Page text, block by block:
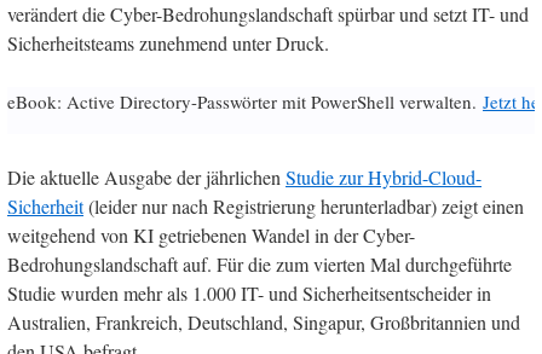
verändert die Cyber-Bedrohungslandschaft spürbar und setzt IT- und
Sicherheitsteams zunehmend unter Druck.
eBook: Active Directory-Passwörter mit PowerShell verwalten. Jetzt
Die aktuelle Ausgabe der jährlichenStudie zur Hybrid-Cloud-
Sicherheit(leider nur nach Registrierung herunterladbar) zeigt einen
weitgehend von KI getriebenen Wandel in der Cyber-
Bedrohungslandschaft auf. Für die zum vierten Mal durchgeführte
Studie wurden mehr als 1.000 IT- und Sicherheitsentscheider in
Australien, Frankreich, Deutschland, Singapur, Großbritannien und